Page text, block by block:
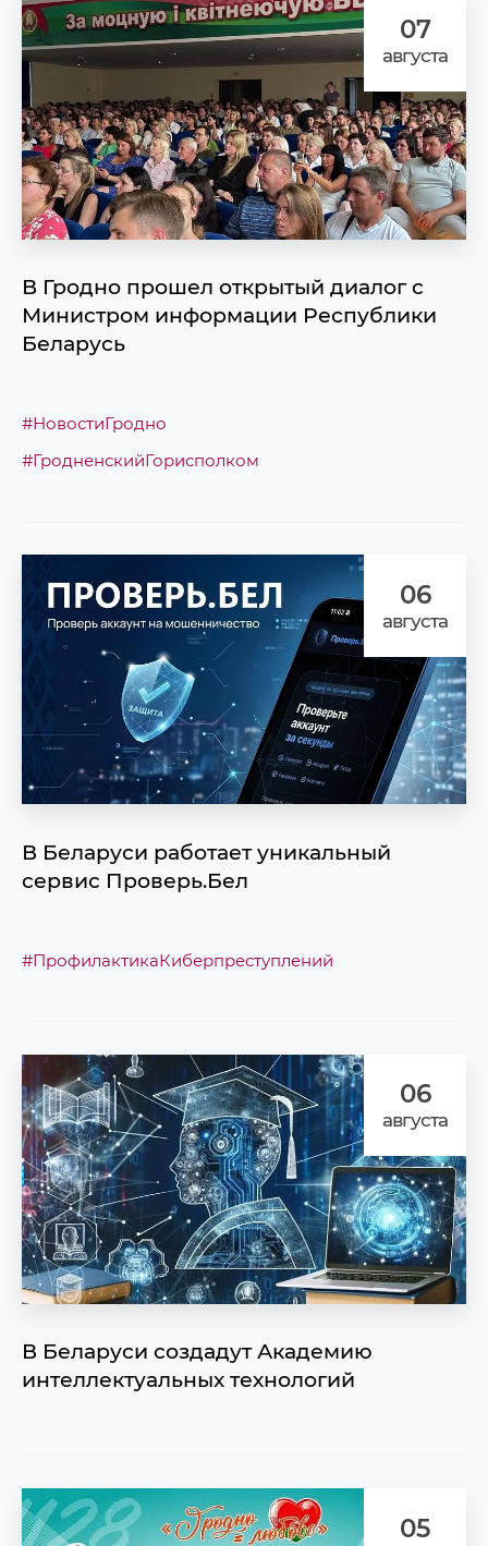
07
августа
В Гродно прошел открытый диалог с
Министром информации Республики
Беларусь
#НовостиГродно
#ГродненскийГорисполком
06
августа
В Беларуси работает уникальный
сервис Проверь.Бел
#ПрофилактикаКиберпреступлений
06
августа
В Беларуси создадут Академию
интеллектуальных технологий
05